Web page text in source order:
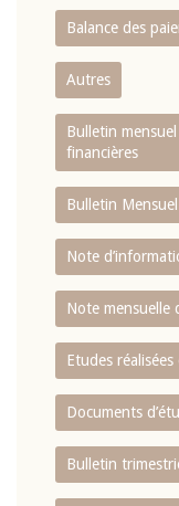
Balance des
Autres
Bulletin
financières
Bulletin
Note
Note mensuelle
Etudes
Documents
Bulletin